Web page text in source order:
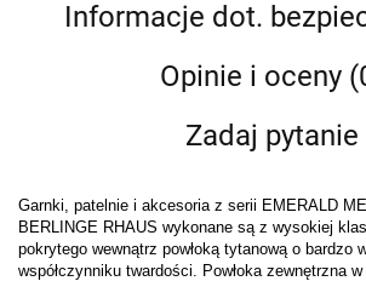
Informacje dot.
Opinie i oceny
Zadaj pytanie
Garnki, patelnie i akcesoria z serii EMERALD
BERLINGE RHAUS wykonane są z wysokiej
pokrytego wewnątrz powłoką tytanową o bardzo
współczynniku twardości. Powłoka zewnętrzna